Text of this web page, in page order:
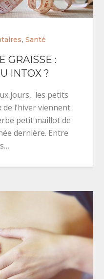
, Santé
GRAISSE :
INTOX ?
jours, les petits
l’hiver viennent
petit maillot de
dernière. Entre